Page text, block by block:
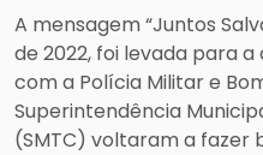
A mensagem “Juntos
de 2022, foi levada para
com a Polícia Militar e
Superintendência
(SMTC) voltaram a fazer